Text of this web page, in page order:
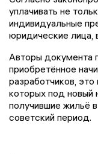
уплачивать не
индивидуальные
юридические
Авторы документа
приобретённое
разработчиков,
которых под новый
получившие жильё
советский период.